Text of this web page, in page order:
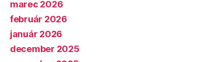
marec 2026
február 2026
január 2026
december 2025